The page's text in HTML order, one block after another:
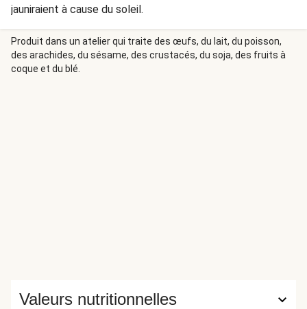
jauniraient à cause du soleil.
Produit dans un atelier qui traite des œufs, du lait, du poisson,
des arachides, du sésame, des crustacés, du soja, des fruits à
coque et du blé.
Valeurs nutritionnelles